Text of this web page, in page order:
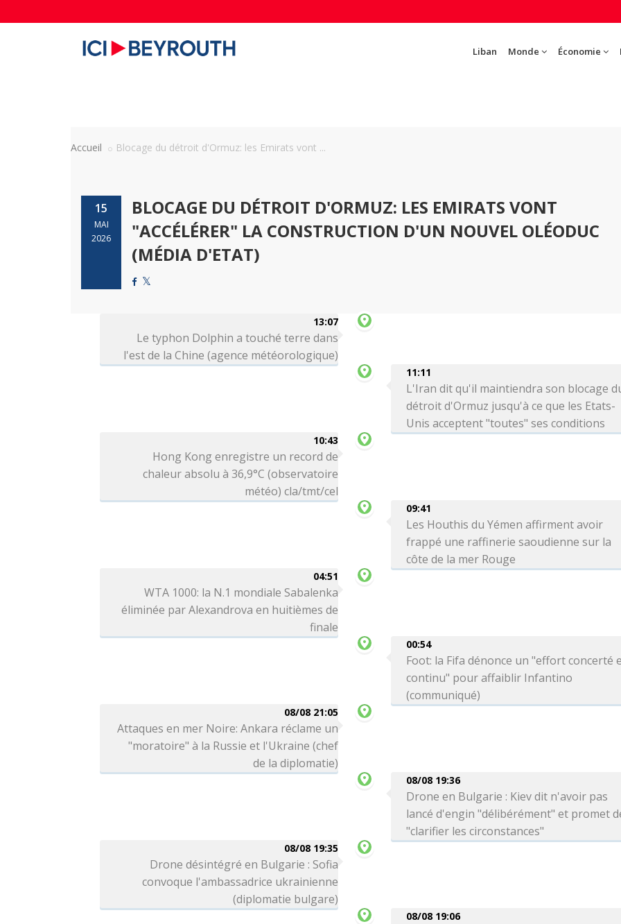
Liban Monde Économie
Accueil Blocage du détroit d'Ormuz: les Emirats vont ...
15
MAI
2026
BLOCAGE DU DÉTROIT D'ORMUZ: LES EMIRATS VONT
"ACCÉLÉRER" LA CONSTRUCTION D'UN NOUVEL OLÉODUC
(MÉDIA D'ETAT)
13:07
Le typhon Dolphin a touché terre dans
l'est de la Chine (agence météorologique)
11:11
L'Iran dit qu'il maintiendra son blocage
détroit d'Ormuz jusqu'à ce que les Etats-
Unis acceptent "toutes" ses conditions
10:43
Hong Kong enregistre un record de
chaleur absolu à 36,9°C (observatoire
météo) cla/tmt/cel
09:41
Les Houthis du Yémen affirment avoir
frappé une raffinerie saoudienne sur la
côte de la mer Rouge
04:51
WTA 1000: la N.1 mondiale Sabalenka
éliminée par Alexandrova en huitièmes de
finale
00:54
Foot: la Fifa dénonce un "effort concerté
continu" pour affaiblir Infantino
(communiqué)
08/08 21:05
Attaques en mer Noire: Ankara réclame un
"moratoire" à la Russie et l'Ukraine (chef
de la diplomatie)
08/08 19:36
Drone en Bulgarie : Kiev dit n'avoir pas
lancé d'engin "délibérément" et promet
"clarifier les circonstances"
08/08 19:35
Drone désintégré en Bulgarie : Sofia
convoque l'ambassadrice ukrainienne
(diplomatie bulgare)
08/08 19:06